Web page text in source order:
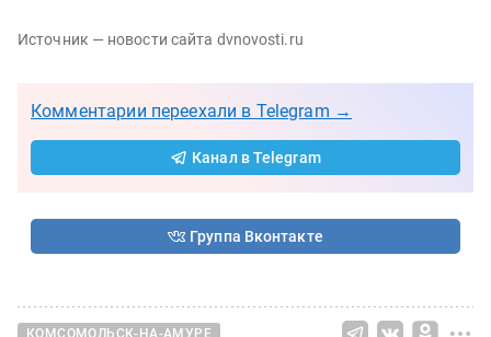
Источник — новости сайта dvnovosti.ru
Комментарии переехали в Telegram →
Канал в Telegram
Группа Вконтакте